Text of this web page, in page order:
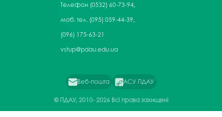
Телефон (0532) 60-73-94,
моб. тел. (095) 059-44-39,
(096) 175-63-21
vstup@pdau.edu.ua
Веб-пошта АСУ ПДАУ
© ПДАУ, 2010-2026 Всі права захищені